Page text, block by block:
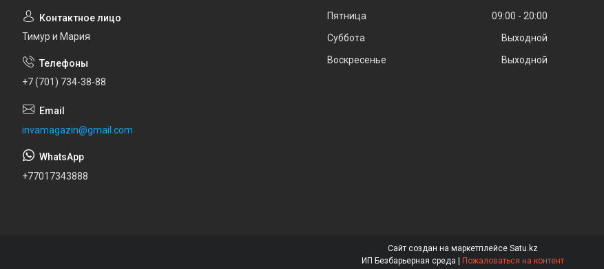
Тимур и Мария
+7 (701) 734-38-88
invamagazin@gmail.com
+77017343888
Пятница
09:00
20:00
Суббота
Выходной
Воскресенье
Выходной
Сайт создан на маркетплейсе Satu.kz
ИП Безбарьерная среда | Пожаловаться на контент